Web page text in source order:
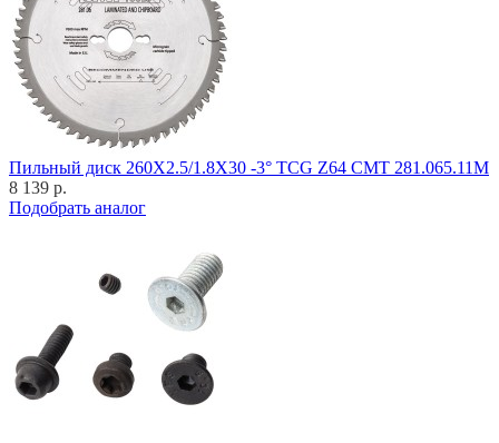
Пильный диск 260X2.5/1.8X30 -3° TCG Z64 CMT 281.065.11M
8 139 р.
Подобрать аналог